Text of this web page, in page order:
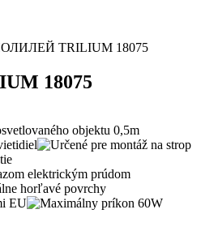
TRILIUM 18075
18075